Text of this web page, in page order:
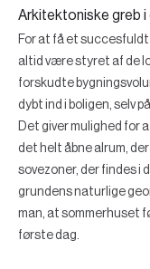
Arkitektoniske greb i
For at få et
altid være styret af de
forskudte
dybt ind i boligen, selv
Det giver mulighed for
det helt åbne alrum,
sovezoner, der findes i
grundens naturlige
man, at sommerhuset
første dag.